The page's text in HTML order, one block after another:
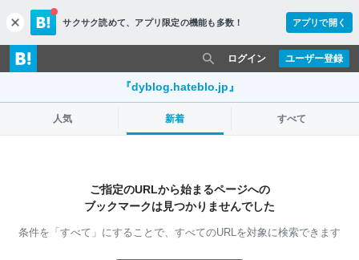
c
l
o
s
サクサク読めて、 アプリ限定の機能も多数！ アプリで開く
ユーザー登録
ログイン
『dyblog.hateblo.jp』
人気 新着 すべて
ご指定のURLから始まるページへの
ブックマークは見つかりませんでした
条件を「すべて」にすることで、 すべてのURLを対象に検索できます